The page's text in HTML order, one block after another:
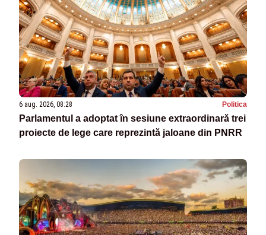
6 aug. 2026, 08:28 Politica
Parlamentul a adoptat în sesiune extraordinară trei
proiecte de lege care reprezintă jaloane din PNRR